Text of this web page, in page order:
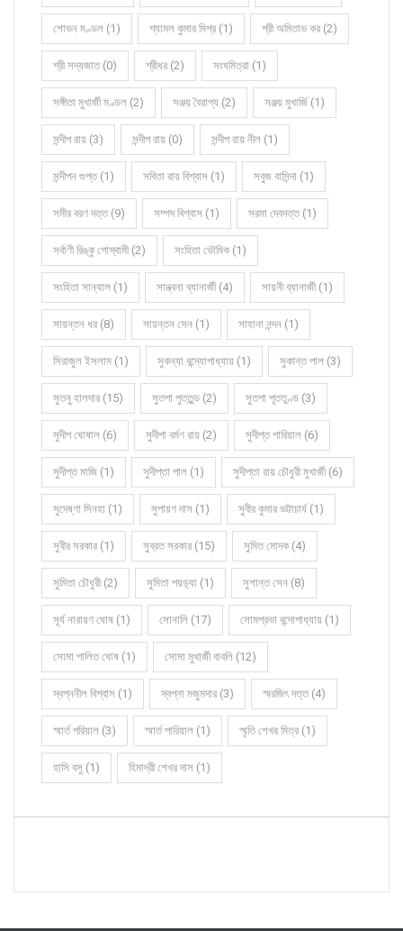
শোভন মণ্ডল (1) শ্যামল কুমার মিশ্র (1) শ্রী অমিতাভ কর (2)
শ্রী সদ্যজাত (0) শ্রীধর (2) সংঘমিত্রা (1)
সঙ্গীতা মুখার্জী মণ্ডল (2) সঞ্জয় বৈরাগ্য (2) সঞ্জয় মুখার্জি (1)
সন্দীপ রায় (3) সন্দীপ রায় (0) সন্দীপ রায় নীল (1)
সন্দীপন গুপ্ত (1) সবিতা রায় বিশ্বাস (1) সবুজ বাসিন্দা (1)
সমীর বরণ দত্ত (9) সম্পদ বিশ্বাস (1) সরমা দেবদত্ত (1)
সর্বাণী রিঙ্কু গোস্বামী (2) সংহিতা ভৌমিক (1)
সংহিতা সান্যাল (1) সান্ত্বনা ব্যানার্জী (4) সায়নী ব্যানার্জী (1)
সায়ন্তন ধর (8) সায়ন্তন সেন (1) সাহানা নন্দন (1)
সিরাজুল ইসলাম (1) সুকন্যা বন্দ্যোপাধ্যায় (1) সুকান্ত পাল (3)
সুতনু হালদার (15) সুতপা পুততুন্ড (2) সুতপা পূততুণ্ড (3)
সুদীপ ঘোষাল (6) সুদীপা বর্মণ রায় (2) সুদীপ্ত পারিয়াল (6)
সুদীপ্ত মাজি (1) সুদীপ্তা পাল (1) সুদীপ্তা রায় চৌধুরী মুখার্জী (6)
সুদেষ্ণা সিনহা (1) সুপায়ণ দাস (1) সুবীর কুমার ভট্টাচার্য (1)
সুবীর সরকার (1) সুব্রত সরকার (15) সুমিত মোদক (4)
সুমিতা চৌধুরী (2) সুমিতা পয়ড়্যা (1) সুশান্ত সেন (8)
সূর্য নারায়ণ ঘোষ (1) সোনালি (17) সোমপ্রভা বন্দোপাধ্যায় (1)
সোমা পালিত ঘোষ (1) সোমা মুখার্জী বাবলি (12)
স্বপ্ননীল বিশ্বাস (1) স্বপ্না মজুমদার (3) স্মরজিৎ দত্ত (4)
স্মার্ত পরিয়াল (3) স্মার্ত পারিয়াল (1) স্মৃতি শেখর মিত্র (1)
হাসি বসু (1) হিমাদ্রী শেখর দাস (1)